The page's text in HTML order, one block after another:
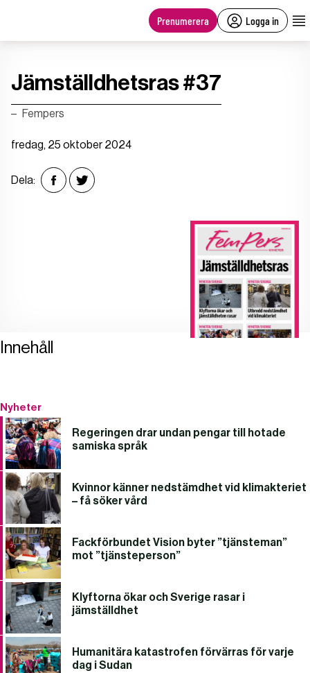
Prenumerera Logga in
Jämställdhetsras #37
Fempers
fredag, 25 oktober 2024
Dela:
Innehåll
Nyheter
Regeringen drar undan pengar till hotade
samiska språk
Kvinnor känner nedstämdhet vid klimakteriet
– få söker vård
Fackförbundet Vision byter ”tjänsteman”
mot ”tjänsteperson”
Klyftorna ökar och Sverige rasar i
jämställdhet
Humanitära katastrofen förvärras för varje
dag i Sudan